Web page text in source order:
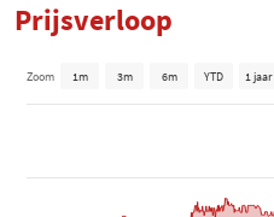
Prijsverloop
Zoom 1m 3m 6m YTD 1 jaar